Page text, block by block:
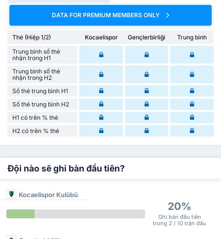
DATA FOR PREMIUM MEMBERS ONLY
Thẻ (Hiệp 1/2) Kocaelispor Gençlerbirliği
Trung bình
Trung bình số thẻ
nhận trong H1
Trung bình số thẻ
nhận trong H2
Số thẻ trung bình H1
Số thẻ trung bình H2
H1 có trên % thẻ
H2 có trên % thẻ
Đội nào sẽ ghi bàn đầu tiên?
Kocaelispor Kulübü
20%
Ghi bàn đầu tiên
trong 2 / 10 trận đấu